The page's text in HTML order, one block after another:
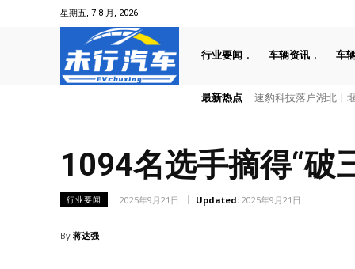
星期五, 7 8 月, 2026
行业要闻 车辆资讯 车
最新热点 叠加六重大礼！全新
1094名选手摘得“破
行业要闻 2025年9月21日 Updated: 2025年9月21日
By 蒋达强